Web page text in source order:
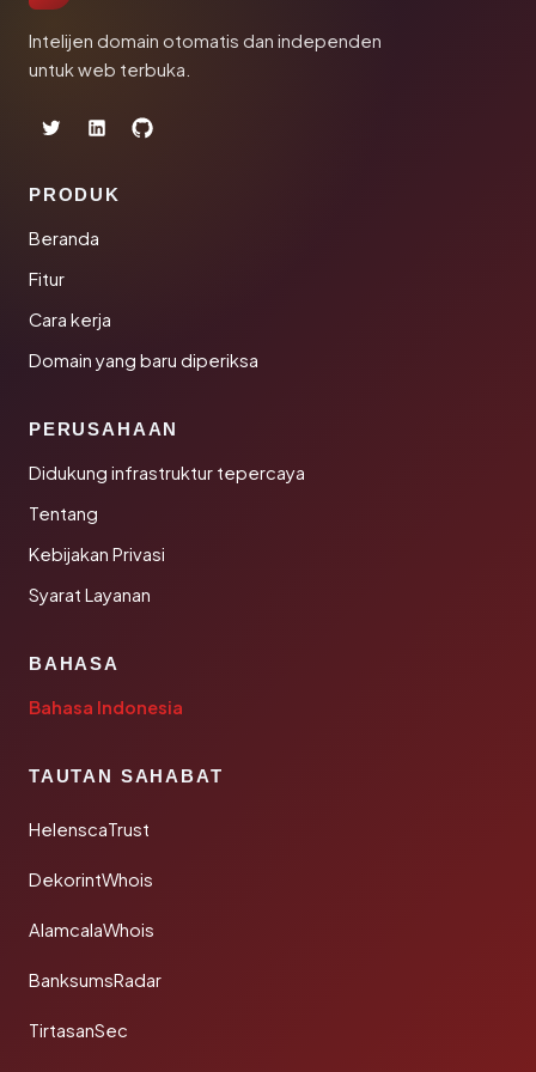
Intelijen domain otomatis dan independen
untuk web terbuka.
PRODUK
Beranda
Fitur
Cara kerja
Domain yang baru diperiksa
PERUSAHAAN
Didukung infrastruktur tepercaya
Tentang
Kebijakan Privasi
Syarat Layanan
BAHASA
Bahasa Indonesia
TAUTAN SAHABAT
HelenscaTrust
DekorintWhois
AlamcalaWhois
BanksumsRadar
TirtasanSec